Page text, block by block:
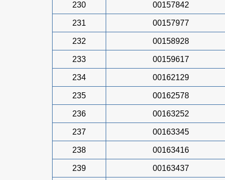
230 00157842
231 00157977
232 00158928
233 00159617
234 00162129
235 00162578
236 00163252
237 00163345
238 00163416
239 00163437